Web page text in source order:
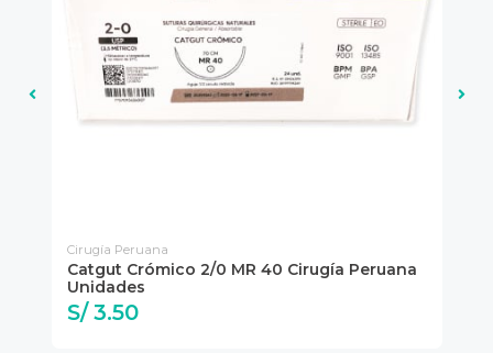
Cirugía Peruana
Catgut Crómico 2/0 MR 40 Cirugía Peruana
Unidades
S/ 3.50